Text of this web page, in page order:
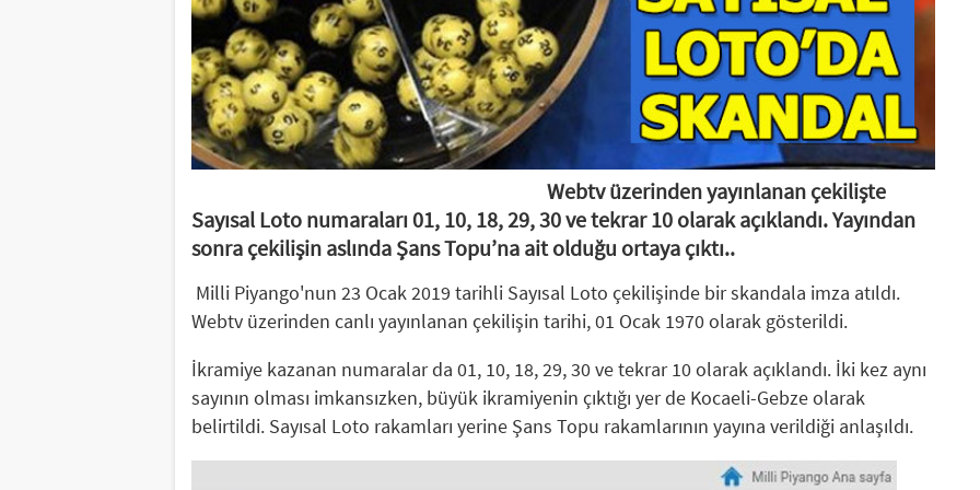
15:13 : TGC 2026 Sedat Simavi Ödülleri'ne başvurular
: Tasarım, teknoloji ve profesyonel etkileşim
: TİBET MAKİNA'YA AS9100 ONAYI
12:07: Saç bakımında kişiselleşme dönemi
11:33: VARTA, Merrell İstanbul Ultra'nın Ana
Webtv üzerinden yayınlanan çekilişte
Sayısal Loto numaraları 01, 10, 18, 29, 30 ve tekrar 10 olarak açıklandı. Yayından
sonra çekilişin aslında Şans Topu’na ait olduğu ortaya çıktı..
Milli Piyango'nun 23 Ocak 2019 tarihli Sayısal Loto çekilişinde bir skandala imza atıldı.
Webtv üzerinden canlı yayınlanan çekilişin tarihi, 01 Ocak 1970 olarak gösterildi.
İkramiye kazanan numaralar da 01, 10, 18, 29, 30 ve tekrar 10 olarak açıklandı. İki kez aynı
sayının olması imkansızken, büyük ikramiyenin çıktığı yer de Kocaeli-Gebze olarak
belirtildi. Sayısal Loto rakamları yerine Şans Topu rakamlarının yayına verildiği anlaşıldı.